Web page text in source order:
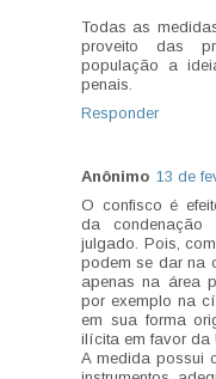
Todas as
proveito das
população a
penais.
Responder
Anônimo 13 de
O confisco é
da condenação
julgado. Pois,
podem se dar na
apenas na área
por exemplo na
em sua forma
ilícita em favor da
A medida possui